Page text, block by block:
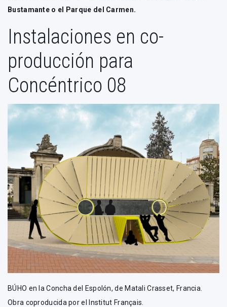
Bustamante o el Parque del Carmen.
Instalaciones en co-
producción para
Concéntrico 08
BÚHO en la Concha del Espolón, de Matali Crasset, Francia.
Obra coproducida por el Institut Français.